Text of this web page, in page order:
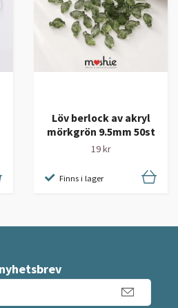
Löv berlock av akryl
mörkgrön 9.5mm 50st
19 kr
Finns i lager